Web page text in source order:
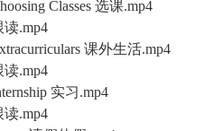
Classes 选课.mp4
.mp4
课外生活.mp4
.mp4
实习.mp4
.mp4